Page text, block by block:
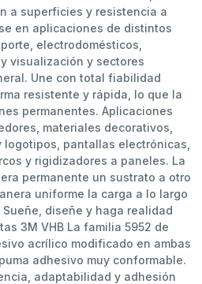
a superficies y resistencia a
en aplicaciones de distintos
electrodomésticos,
visualización y sectores
Une con total fiabilidad
resistente y rápida, lo que la
permanentes. Aplicaciones
materiales decorativos,
pantallas electrónicas,
y rigidizadores a paneles. La
permanente un sustrato a otro
uniforme la carga a lo largo
diseñe y haga realidad
3M VHB La familia 5952 de
acrílico modificado en ambas
adhesivo muy conformable.
adaptabilidad y adhesión